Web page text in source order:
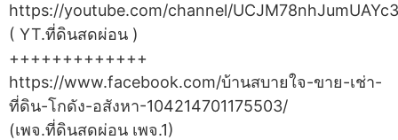
https://youtube.com/channel/
( YT.ที่ดินสดผ่อน )
+++++++++++++
https://www.facebook.com/บ้านสบายใจ-ขาย-เช่า-
ที่ดิน-โกดัง-อสังหา-104214701175503/
(เพจ.ที่ดินสดผ่อน เพจ.1)